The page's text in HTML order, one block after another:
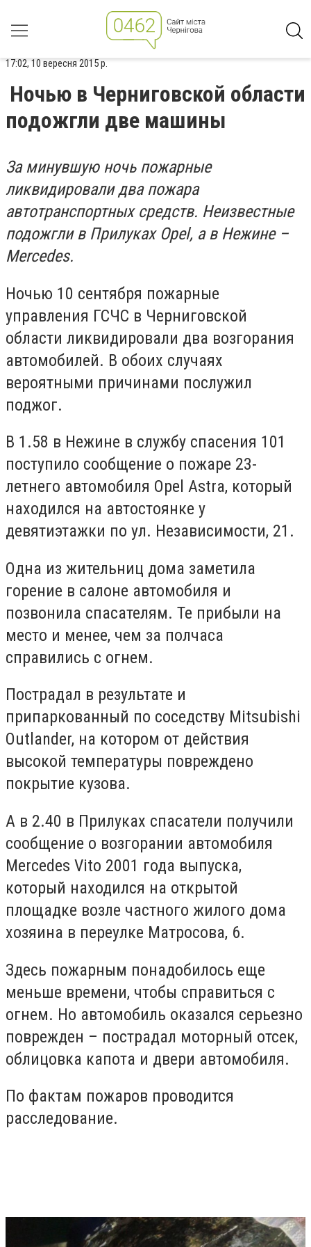
17:02, 10 вересня 2015 р.
Ночью в Черниговской области
подожгли две машины
За минувшую ночь пожарные
ликвидировали два пожара
автотранспортных средств. Неизвестные
подожгли в Прилуках Opel, а в Нежине –
Mercedes.
Ночью 10 сентября пожарные
управления ГСЧС в Черниговской
области ликвидировали два возгорания
автомобилей. В обоих случаях
вероятными причинами послужил
поджог.
В 1.58 в Нежине в службу спасения 101
поступило сообщение о пожаре 23-
летнего автомобиля Opel Astra, который
находился на автостоянке у
девятиэтажки по ул. Независимости, 21.
Одна из жительниц дома заметила
горение в салоне автомобиля и
позвонила спасателям. Те прибыли на
место и менее, чем за полчаса
справились с огнем.
Пострадал в результате и
припаркованный по соседству Mitsubishi
Outlander, на котором от действия
высокой температуры повреждено
покрытие кузова.
А в 2.40 в Прилуках спасатели получили
сообщение о возгорании автомобиля
Mercedes Vito 2001 года выпуска,
который находился на открытой
площадке возле частного жилого дома
хозяина в переулке Матросова, 6.
Здесь пожарным понадобилось еще
меньше времени, чтобы справиться с
огнем. Но автомобиль оказался серьезно
поврежден – пострадал моторный отсек,
облицовка капота и двери автомобиля.
По фактам пожаров проводится
расследование.